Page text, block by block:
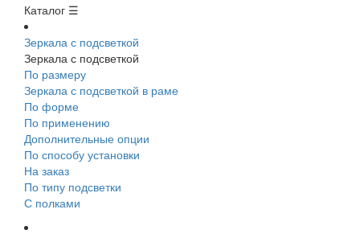
Каталог ☰
Зеркала с подсветкой
Зеркала с подсветкой
По размеру
Зеркала с подсветкой в раме
По форме
По применению
Дополнительные опции
По способу установки
На заказ
По типу подсветки
С полками